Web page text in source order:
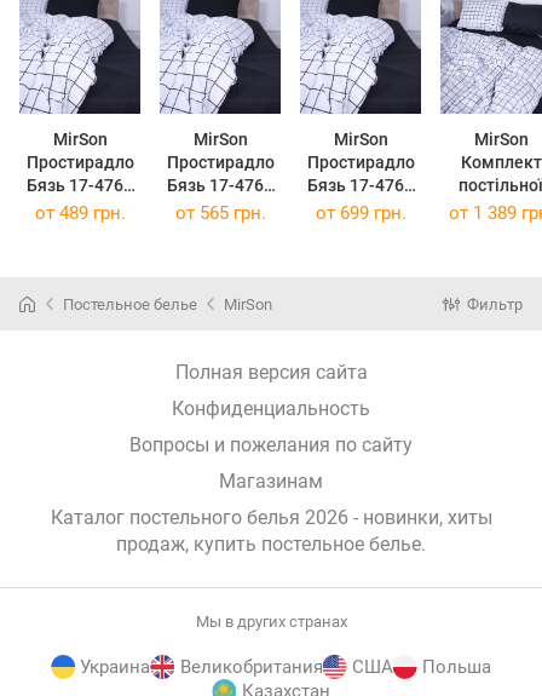
MirSon
Простирадло
Бязь 17-4765
Piacenza 150 х
MirSon
Простирадло
Бязь 17-4765
Piacenza 200 х
MirSon
Простирадло
Бязь 17-4765
Piacenza 220 х
MirSon
Комплект
постільної
білизни
Piacenza
от 489 грн. от 565 грн. от 699 грн. от 1 389
Постельное белье MirSon Фильтр
Полная версия сайта
Конфиденциальность
Вопросы и пожелания по сайту
Магазинам
Каталог постельного белья 2026 - новинки, хиты
продаж, купить постельное белье.
Мы в других странах
Украина Великобритания США
Польша
Казахстан